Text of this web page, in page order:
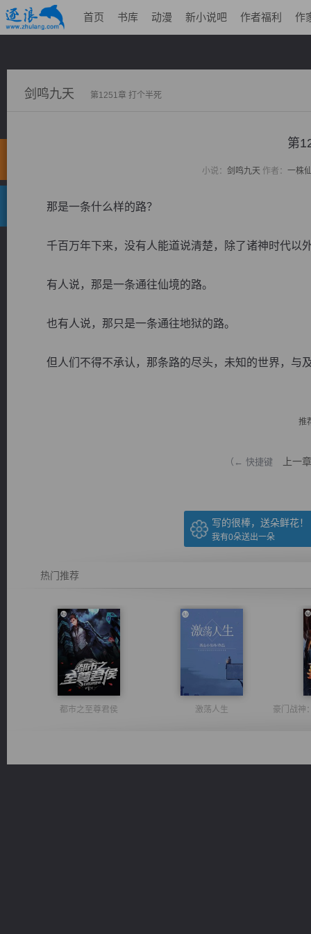
首页 书库 动漫 新小说吧 作者福利 作
剑鸣九天 第1251章 打个半死
第
小说： 剑鸣九天 作者： 一株
那是一条什么样的路？
千百万年下来，没有人能道说清楚，除了诸神时代以
有人说，那是一条通往仙境的路。
也有人说，那只是一条通往地狱的路。
但人们不得不承认，那条路的尽头，未知的世界，与
推
（← 快捷键 上一章
写的很棒，送朵鲜花！
我有0朵送出一朵
热门推荐
都市之至尊君侯 激荡人生